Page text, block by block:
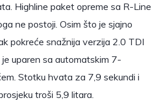
Highline paket opreme sa R-Line
ne postoji. Osim što je sjajno
pokreće snažnija verzija 2.0 TDI
uparen sa automatskim 7-
Stotku hvata za 7,9 sekundi i
troši 5,9 litara.